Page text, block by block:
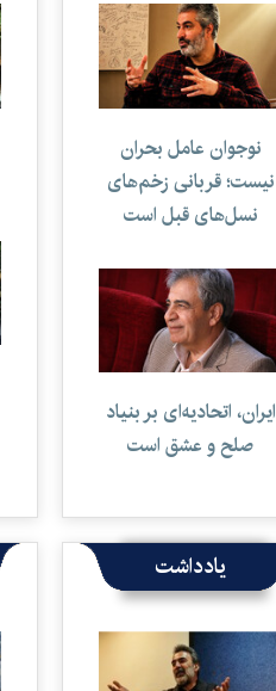
نوجوان عامل بحران
نیست؛ قربانی زخم‌های
نسل‌های قبل است
ایران، اتحادیه‌ای بر بنیاد
صلح و عشق است
یادداشت